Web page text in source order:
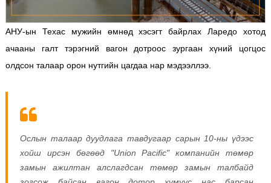
АНУ-ын Техас мужийн өмнөд хэсэгт байрлах Ларедо хотод
ачааны галт тэрэгний вагон дотроос зургаан хүний цогцос
олдсон талаар орон нутгийн цагдаа нар мэдээллээ.
Ослын талаар дуудлага тавдугаар сарын 10-ны үдээс
хойш ирсэн бөгөөд "Union Pacific" компанийн төмөр
замын ажилтан алслагдсан төмөр замын талбайд